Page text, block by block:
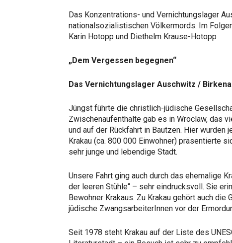
Das Konzentrations- und Vernichtungslager
nationalsozialistischen Völkermords. Im
Karin Hotopp und Diethelm Krause-Hotopp
„Dem Vergessen begegnen“
Das Vernichtungslager Auschwitz /
Jüngst führte die christlich-jüdische
Zwischenaufenthalte gab es in Wroclaw, das
und auf der Rückfahrt in Bautzen. Hier
Krakau (ca. 800 000 Einwohner) präsentierte
sehr junge und lebendige Stadt.
Unsere Fahrt ging auch durch das ehemalige
der leeren Stühle“ – sehr eindrucksvoll. Sie
Bewohner Krakaus. Zu Krakau gehört auch die
jüdische ZwangsarbeiterInnen vor der
Seit 1978 steht Krakau auf der Liste des